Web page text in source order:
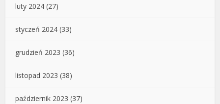
luty 2024 (27)
styczeń 2024 (33)
grudzień 2023 (36)
listopad 2023 (38)
październik 2023 (37)